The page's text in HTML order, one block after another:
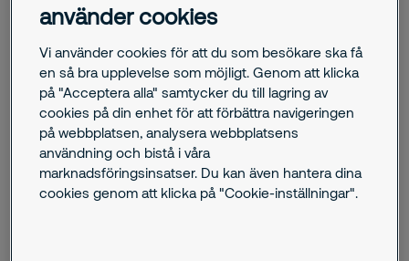
erbjudanden, nyheter och annan relevant
information till mig via e-post.
Genom att skicka oss detta formulär godkänner du
att Securitas behandlar dina personuppgifter. Här kan
du ta del av vårintegritetspolicy.
Jag är inte en robot
använder cookies
Vi använder cookies för att du som besökare ska få
en så bra upplevelse som möjligt. Genom att klicka
på "Acceptera alla" samtycker du till lagring av
cookies på din enhet för att förbättra navigeringen
på webbplatsen, analysera webbplatsens
användning och bistå i våra
marknadsföringsinsatser. Du kan även hantera dina
cookies genom att klicka på "Cookie-inställningar".